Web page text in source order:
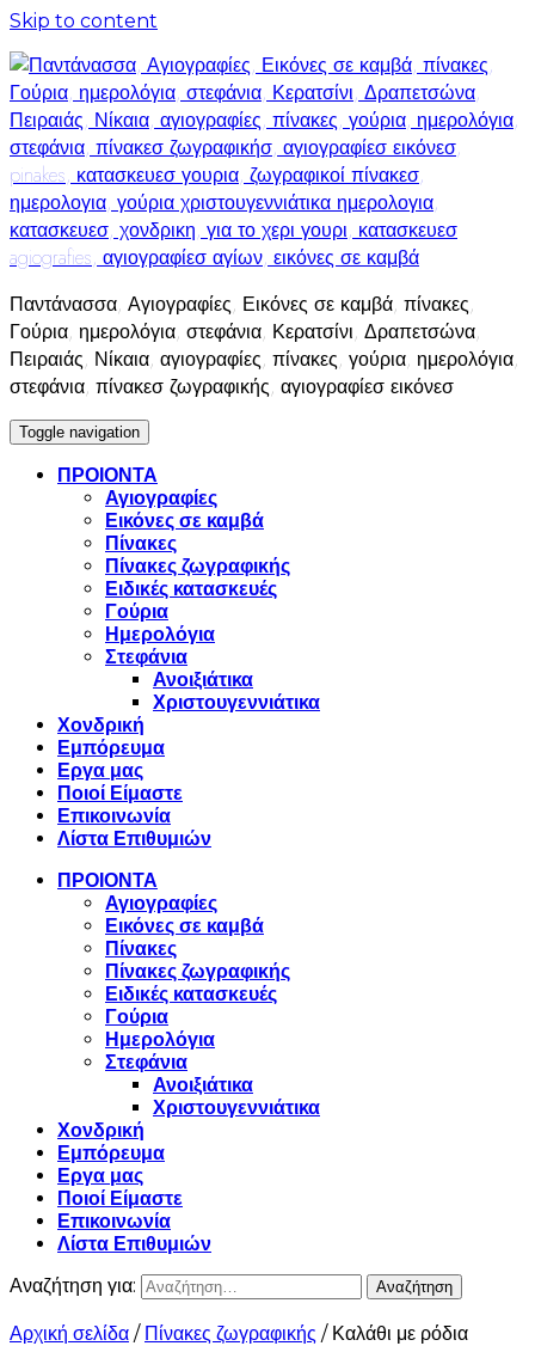
Skip to content
Παντάνασσα, Αγιογραφίες, Εικόνες σε καμβά, πίνακες,
Γούρια, ημερολόγια, στεφάνια, Κερατσίνι, Δραπετσώνα,
Πειραιάς, Νίκαια, αγιογραφίες, πίνακες, γούρια, ημερολόγια,
στεφάνια, πίνακεσ ζωγραφικής, αγιογραφίεσ εικόνεσ
Toggle navigation
ΠΡΟΙΟΝΤΑ
Αγιογραφίες
Εικόνες σε καμβά
Πίνακες
Πίνακες ζωγραφικής
Ειδικές κατασκευές
Γούρια
Ημερολόγια
Στεφάνια
Ανοιξιάτικα
Χριστουγεννιάτικα
Χονδρική
Εμπόρευμα
Εργα μας
Ποιοί Είμαστε
Επικοινωνία
Λίστα Επιθυμιών
ΠΡΟΙΟΝΤΑ
Αγιογραφίες
Εικόνες σε καμβά
Πίνακες
Πίνακες ζωγραφικής
Ειδικές κατασκευές
Γούρια
Ημερολόγια
Στεφάνια
Ανοιξιάτικα
Χριστουγεννιάτικα
Χονδρική
Εμπόρευμα
Εργα μας
Ποιοί Είμαστε
Επικοινωνία
Λίστα Επιθυμιών
Αναζήτηση για:
Αρχική σελίδα / Πίνακες ζωγραφικής / Καλάθι με ρόδια